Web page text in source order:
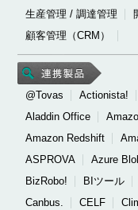
生産管理 / 調達管理
顧客管理（CRM）
@Tovas Actionista!
Aladdin Office
Amazon Redshift
ASPROVA
Azure
BizRobo!
BIツール
Canbus.
CELF